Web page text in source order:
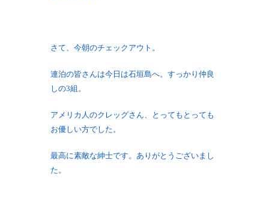
さて、今朝のチェックアウト。
連泊の皆さんは今日は石垣島へ。すっかり仲良
しの3組。
アメリカ人のクレッグさん、とってもとっても
お優しい方でした。
最高に素敵な紳士です。ありがとうございまし
た。